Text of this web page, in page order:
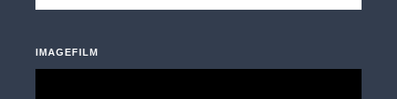
IMAGEFILM